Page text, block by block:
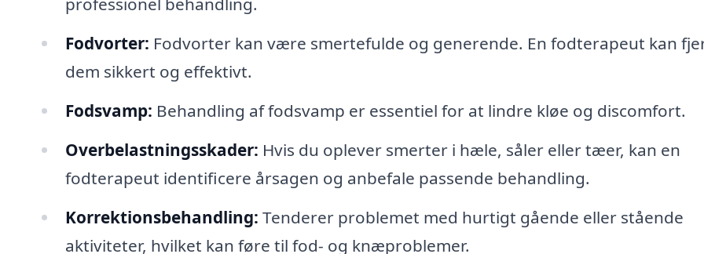
Fodvorter: Fodvorter kan være smertefulde og generende. En fodterapeut kan
dem sikkert og effektivt.
Fodsvamp: Behandling af fodsvamp er essentiel for at lindre kløe og discomfort.
Overbelastningsskader: Hvis du oplever smerter i hæle, såler eller tæer, kan en
fodterapeut identificere årsagen og anbefale passende behandling.
Korrektionsbehandling: Tenderer problemet med hurtigt gående eller stående
aktiviteter, hvilket kan føre til fod- og knæproblemer.